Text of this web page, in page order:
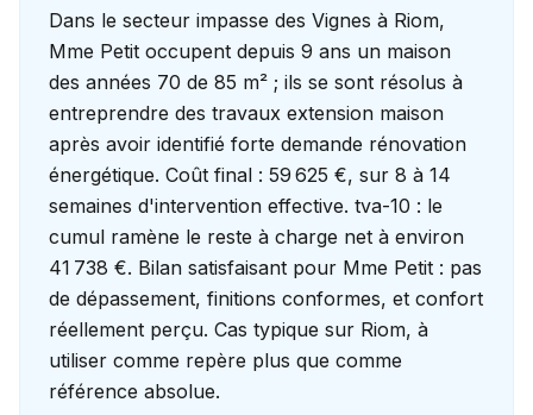
Dans le secteur impasse des Vignes à Riom,
Mme Petit occupent depuis 9 ans un maison
des années 70 de 85 m² ; ils se sont résolus à
entreprendre des travaux extension maison
après avoir identifié forte demande rénovation
énergétique. Coût final : 59 625 €, sur 8 à 14
semaines d'intervention effective. tva-10 : le
cumul ramène le reste à charge net à environ
41 738 €. Bilan satisfaisant pour Mme Petit : pas
de dépassement, finitions conformes, et confort
réellement perçu. Cas typique sur Riom, à
utiliser comme repère plus que comme
référence absolue.